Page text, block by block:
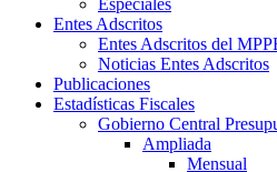
Especiales
Entes Adscritos
Entes Adscritos del
Noticias Entes Adscritos
Publicaciones
Estadísticas Fiscales
Gobierno Central
Ampliada
Mensual